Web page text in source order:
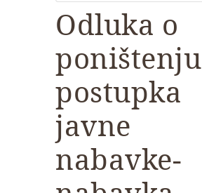
Odluka o
poništenju
postupka
javne
nabavke-